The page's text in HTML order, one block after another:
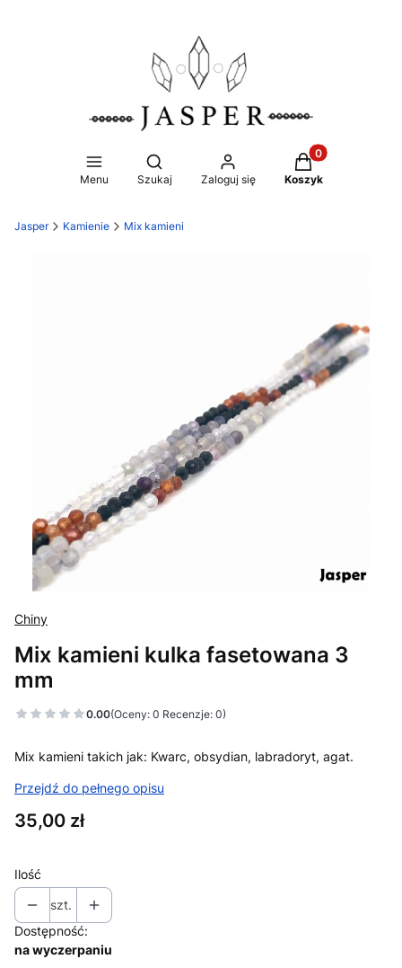
Menu
Otwórz wyszukiwarkę
Szukaj Zaloguj się
Produkty w
Koszyk
Jasper Kamienie Mix kamieni
Chiny
Mix kamieni kulka fasetowana 3
mm
0.00(Oceny: 0 Recenzje: 0)
Mix kamieni takich jak: Kwarc, obsydian, labradoryt, agat.
Przejdź do pełnego opisu
Cena
35,00 zł
Ilość
szt.
Dostępność:
na wyczerpaniu